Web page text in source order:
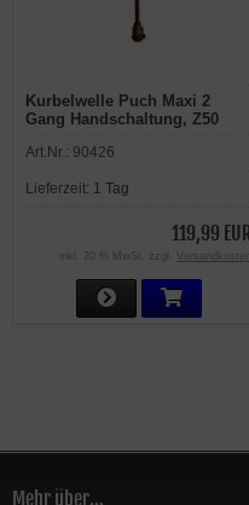
Kurbelwelle Puch Maxi 2
Gang Handschaltung, Z50
Art.Nr.: 90426
Lieferzeit: 1 Tag
119,99 EUR
inkl. 20 % MwSt. zzgl. Versandkosten
Mehr über...